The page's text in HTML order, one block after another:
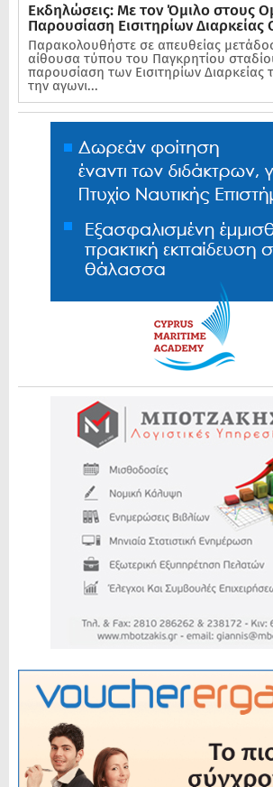
Εκδηλώσεις: Με τον Όμιλο στους
Παρουσίαση Εισιτηρίων
Παρακολουθήστε σε απευθείας
αίθουσα τύπου του Παγκρητίου
παρουσίαση των Εισιτηρίων
την αγωνι...